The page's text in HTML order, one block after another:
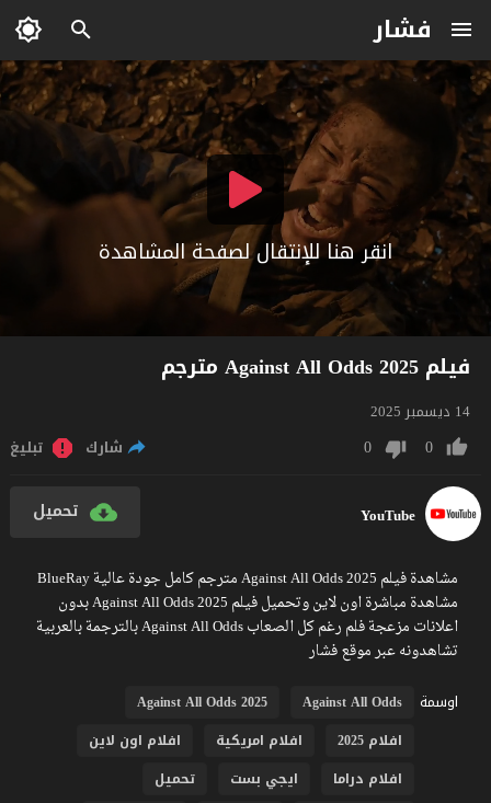
فشار
انقر هنا للإنتقال لصفحة المشاهدة
فيلم Against All Odds 2025 مترجم
14 ديسمبر 2025
0
0 شارك تبليغ
YouTube تحميل
مشاهدة فيلم Against All Odds 2025 مترجم كامل جودة عالية BlueRay
مشاهدة مباشرة اون لاين وتحميل فيلم Against All Odds 2025 بدون
اعلانات مزعجة فلم رغم كل الصعاب Against All Odds بالترجمة بالعربية
تشاهدونه عبر موقع فشار
اوسمة
Against All Odds
Against All Odds 2025
افلام 2025
افلام امريكية
افلام اون لاين
افلام دراما
ايجي بست
تحميل